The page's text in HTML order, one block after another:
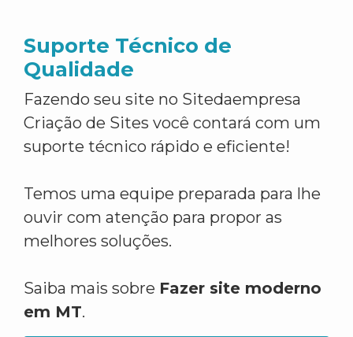
Suporte Técnico de
Qualidade
Fazendo seu site no Sitedaempresa
Criação de Sites você contará com um
suporte técnico rápido e eficiente!
Temos uma equipe preparada para lhe
ouvir com atenção para propor as
melhores soluções.
Saiba mais sobre Fazer site moderno
em MT.